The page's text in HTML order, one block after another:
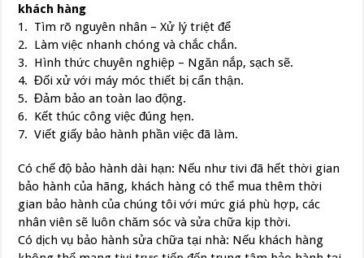
khách hàng
1. Tìm rõ nguyên nhân – Xử lý triệt để
2. Làm việc nhanh chóng và chắc chắn.
3. Hình thức chuyên nghiệp – Ngăn nắp, sạch sẽ.
4. Đối xử với máy móc thiết bị cẩn thận.
5. Đảm bảo an toàn lao động.
6. Kết thúc công việc đúng hẹn.
7. Viết giấy bảo hành phần việc đã làm.
Có chế độ bảo hành dài hạn: Nếu như tivi đã hết thời gian
bảo hành của hãng, khách hàng có thể mua thêm thời
gian bảo hành của chúng tôi với mức giá phù hợp, các
nhân viên sẽ luôn chăm sóc và sửa chữa kịp thời.
Có dịch vụ bảo hành sửa chữa tại nhà: Nếu khách hàng